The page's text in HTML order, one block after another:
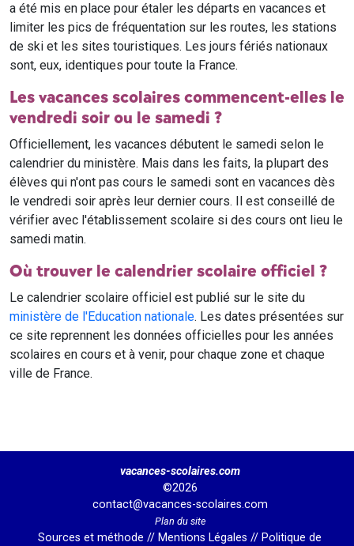
a été mis en place pour étaler les départs en vacances et
limiter les pics de fréquentation sur les routes, les stations
de ski et les sites touristiques. Les jours fériés nationaux
sont, eux, identiques pour toute la France.
Les vacances scolaires commencent-elles le
vendredi soir ou le samedi ?
Officiellement, les vacances débutent le samedi selon le
calendrier du ministère. Mais dans les faits, la plupart des
élèves qui n'ont pas cours le samedi sont en vacances dès
le vendredi soir après leur dernier cours. Il est conseillé de
vérifier avec l'établissement scolaire si des cours ont lieu le
samedi matin.
Où trouver le calendrier scolaire officiel ?
Le calendrier scolaire officiel est publié sur le site du
ministère de l'Education nationale. Les dates présentées sur
ce site reprennent les données officielles pour les années
scolaires en cours et à venir, pour chaque zone et chaque
ville de France.
vacances-scolaires.com
©2026
contact@vacances-scolaires.com
Plan du site
Sources et méthode // Mentions Légales // Politique de